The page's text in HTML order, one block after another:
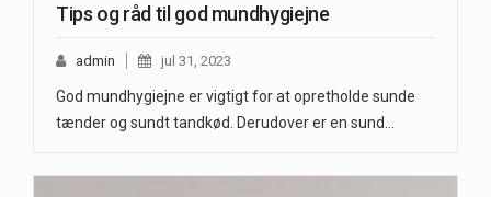
Tips og råd til god mundhygiejne
admin jul 31, 2023
God mundhygiejne er vigtigt for at opretholde sunde
tænder og sundt tandkød. Derudover er en sund…